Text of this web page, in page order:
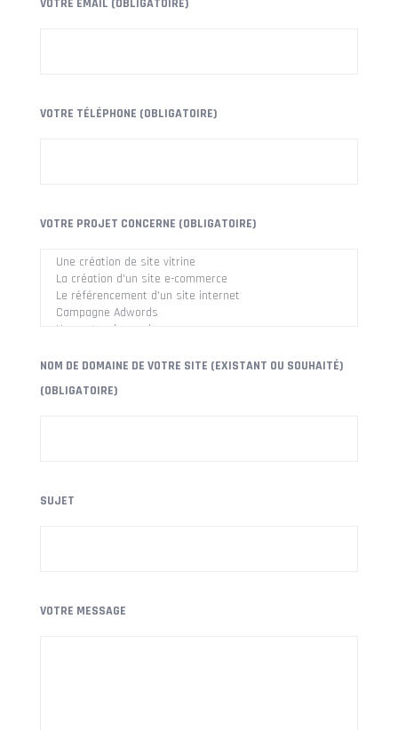
VOTRE EMAIL (OBLIGATOIRE)
VOTRE TÉLÉPHONE (OBLIGATOIRE)
VOTRE PROJET CONCERNE (OBLIGATOIRE)
NOM DE DOMAINE DE VOTRE SITE (EXISTANT OU SOUHAITÉ)
(OBLIGATOIRE)
SUJET
VOTRE MESSAGE